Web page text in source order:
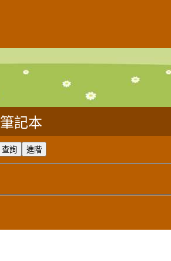
筆記本